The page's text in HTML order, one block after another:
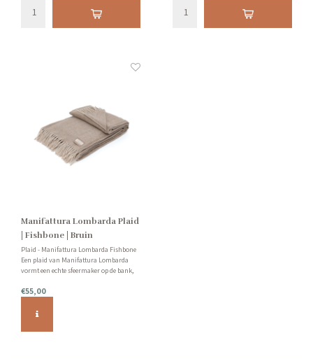
Manifattura Lombarda Plaid
| Fishbone | Bruin
Plaid - Manifattura Lombarda Fishbone
Een plaid van Manifattura Lombarda
vormt een echte sfeermaker op de bank,
zijn mooi van kleur en lekker zacht. Met
royaal van formaat.
€55,00